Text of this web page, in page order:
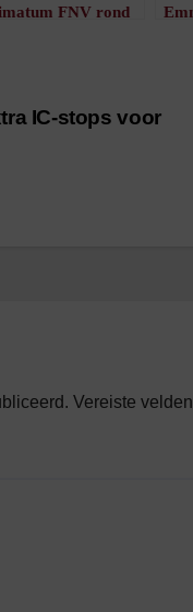
FNV rond
IC-stops voor
Vereiste